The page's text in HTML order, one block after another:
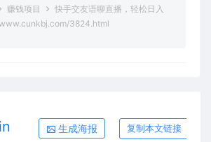
赚钱项目
快手交友语聊直播，轻松日入
3824.html
生成海报 复制本文链接